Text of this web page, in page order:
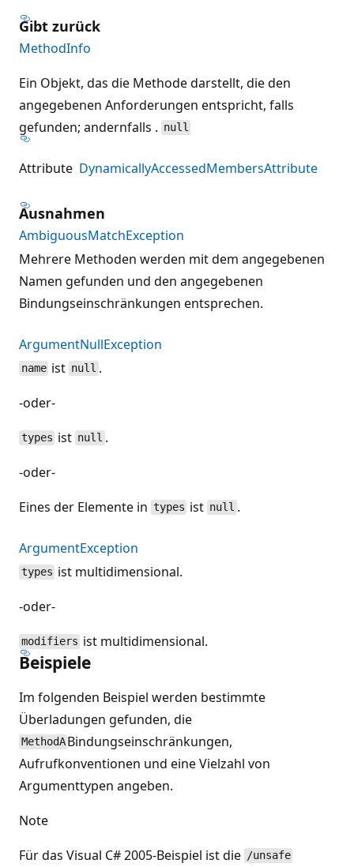
Gibt zurück
MethodInfo
Ein Objekt, das die Methode darstellt, die den
angegebenen Anforderungen entspricht, falls
gefunden; andernfalls . null
Attribute DynamicallyAccessedMembersAttribute
Ausnahmen
AmbiguousMatchException
Mehrere Methoden werden mit dem angegebenen
Namen gefunden und den angegebenen
Bindungseinschränkungen entsprechen.
ArgumentNullException
name ist null .
-oder-
types ist null .
-oder-
Eines der Elemente in types ist null .
ArgumentException
types ist multidimensional.
-oder-
modifiers ist multidimensional.
Beispiele
Im folgenden Beispiel werden bestimmte
Überladungen gefunden, die
MethodA Bindungseinschränkungen,
Aufrufkonventionen und eine Vielzahl von
Argumenttypen angeben.
Note
Für das Visual C# 2005-Beispiel ist die /unsafe